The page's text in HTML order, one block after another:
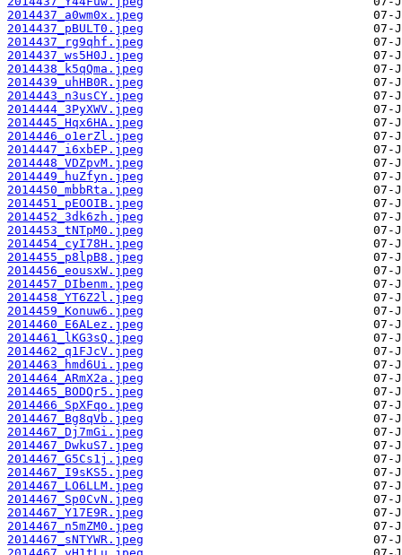
2014437_a0wm0x.jpeg
2014437_pBULT0.jpeg
2014437_rg9qhf.jpeg
2014437_ws5H0J.jpeg
2014438_k5qQma.jpeg
2014439_uhHB0R.jpeg
2014443_n3usCY.jpeg
2014444_3PyXWV.jpeg
2014445_Hqx6HA.jpeg
2014446_o1erZl.jpeg
2014447_i6xbEP.jpeg
2014448_VDZpvM.jpeg
2014449_huZfyn.jpeg
2014450_mbbRta.jpeg
2014451_pEOOIB.jpeg
2014452_3dk6zh.jpeg
2014453_tNTpM0.jpeg
2014454_cyI78H.jpeg
2014455_p8lpB8.jpeg
2014456_eousxW.jpeg
2014457_DIbenm.jpeg
2014458_YT6Z2l.jpeg
2014459_Konuw6.jpeg
2014460_E6ALez.jpeg
2014461_lKG3sQ.jpeg
2014462_q1FJcV.jpeg
2014463_hmd6Ui.jpeg
2014464_ARmX2a.jpeg
2014465_BODQr5.jpeg
2014466_SpXFqo.jpeg
2014467_Bg8qVb.jpeg
2014467_Dj7mGi.jpeg
2014467_DwkuS7.jpeg
2014467_G5Cs1j.jpeg
2014467_I9sKS5.jpeg
2014467_LO6LLM.jpeg
2014467_Sp0CvN.jpeg
2014467_Y17E9R.jpeg
2014467_n5mZM0.jpeg
2014467_sNTYWR.jpeg